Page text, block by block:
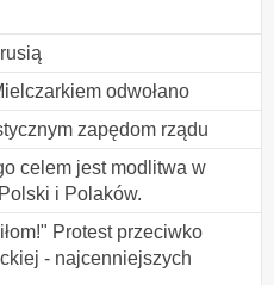
odwołano
zapędom rządu
celem jest modlitwa w
i Polaków.
Protest przeciwko
- najcenniejszych